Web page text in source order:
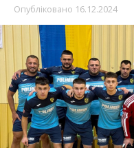
Опубліковано 16.12.2024